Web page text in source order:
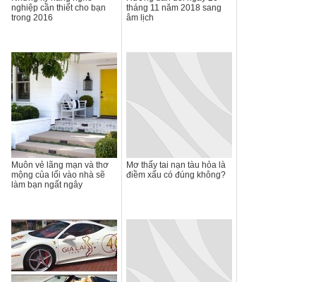
nghiệp cần thiết cho bạn
trong 2016
tháng 11 năm 2018 sang
âm lịch
Muôn vẻ lãng mạn và thơ
mộng của lối vào nhà sẽ
làm bạn ngất ngây
Mơ thấy tai nạn tàu hỏa là
điềm xấu có đúng không?